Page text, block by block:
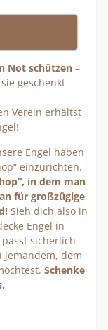
Not schützen–
geschenkt
Verein erhältst
Engel haben
einzurichten.
in dem man
für großzügige
Sieh dich also in
Engel in
sicherlich
jemandem, dem
Schenke